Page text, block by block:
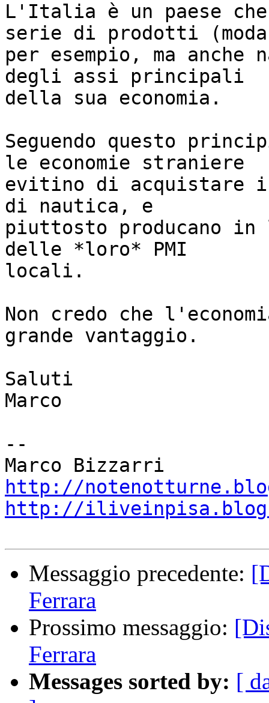
L'Italia è un paese
serie di prodotti
per esempio, ma
degli assi principali
della sua economia.
Seguendo questo
le economie straniere
evitino di acquistare
di nautica, e
piuttosto producano
delle *loro* PMI
locali.
Non credo che
grande vantaggio.
Saluti
Marco
--
http://
http://
Messaggio precedente:
Ferrara
Prossimo messaggio:
Ferrara
Messages sorted by: [